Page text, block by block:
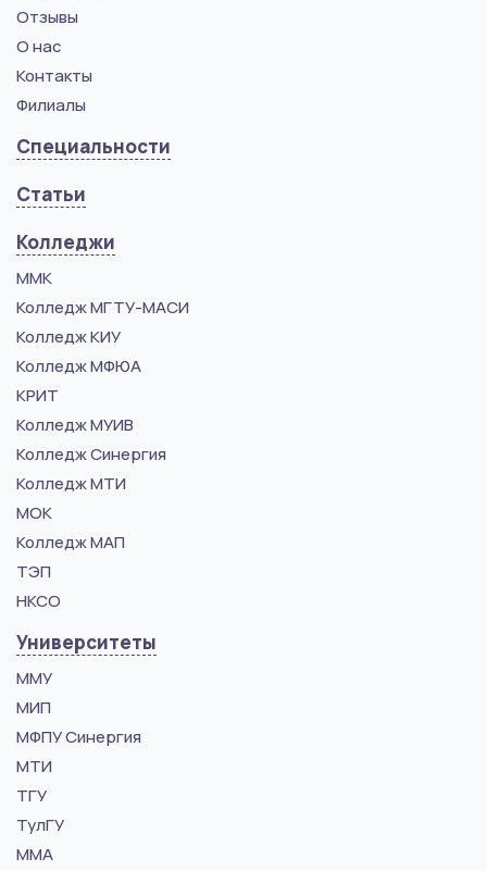
Отзывы
О нас
Контакты
Филиалы
Специальности
Статьи
Колледжи
ММК
Колледж МГТУ-МАСИ
Колледж КИУ
Колледж МФЮА
КРИТ
Колледж МУИВ
Колледж Синергия
Колледж МТИ
МОК
Колледж МАП
ТЭП
НКСО
Университеты
ММУ
МИП
МФПУ Синергия
МТИ
ТГУ
ТулГУ
ММА